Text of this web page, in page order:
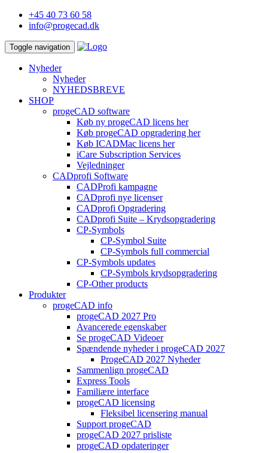
+45 40 73 60 58
info@progecad.dk
Toggle navigation
Nyheder
Nyheder
NYHEDSBREVE
SHOP
progeCAD software
Køb ny progeCAD licens her
Køb progeCAD opgradering her
Køb ICADMac licens her
iCare Subscription Services
Vejledninger
CADprofi Software
CADProfi kampagne
CADprofi nye licenser
CADprofi Opgradering
CADprofi Suite – Krydsopgradering
CP-Symbols
CP-Symbol Suite
CP-Symbols full commercial
CP-Symbols updates
CP-Symbols krydsopgradering
CP-Other products
Produkter
progeCAD info
progeCAD 2027 Pro
Avancerede egenskaber
Se progeCAD Videoer
Spændende nyheder i progeCAD 2027
ProgeCAD 2027 Nyheder
Sammenlign progeCAD
Express Tools
Familiære interface
progeCAD licensing
Fleksibel licensering manual
Support progeCAD
progeCAD 2027 prisliste
progeCAD opdateringer